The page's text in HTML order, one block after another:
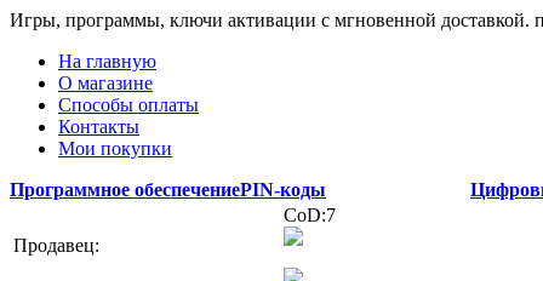
Игры, программы, ключи активации с мгновенной доставкой.
На главную
О магазине
Способы оплаты
Контакты
Мои покупки
Программное обеспечениеPIN-коды
Продавец:
CoD:7